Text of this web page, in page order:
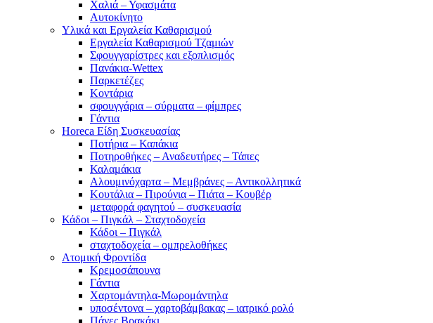
Χαλιά – Υφασμάτα
Αυτοκίνητο
Υλικά και Εργαλεία Καθαρισμού
Εργαλεία Καθαρισμού Τζαμιών
Σφουγγαρίστρες και εξοπλισμός
Πανάκια-Wettex
Παρκετέζες
Κοντάρια
σφουγγάρια – σύρματα – φίμπρες
Γάντια
Horeca Είδη Συσκευασίας
Ποτήρια – Καπάκια
Ποτηροθήκες – Αναδευτήρες – Τάπες
Καλαμάκια
Αλουμινόχαρτα – Μεμβράνες – Αντικολλητικά
Κουτάλια – Πιρούνια – Πιάτα – Κουβέρ
μεταφορά φαγητού – συσκευασία
Κάδοι – Πιγκάλ – Σταχτοδοχεία
Κάδοι – Πιγκάλ
σταχτοδοχεία – ομπρελοθήκες
Ατομική Φροντίδα
Κρεμοσάπουνα
Γάντια
Χαρτομάντηλα-Μωρομάντηλα
υποσέντονα – χαρτοβάμβακας – ιατρικό ρολό